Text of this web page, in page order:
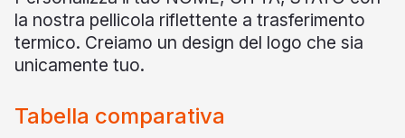
la nostra pellicola riflettente a trasferimento
termico. Creiamo un design del logo che sia
unicamente tuo.
Tabella comparativa